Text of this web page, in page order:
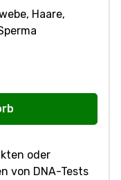
Haare,
oder
von DNA-Tests